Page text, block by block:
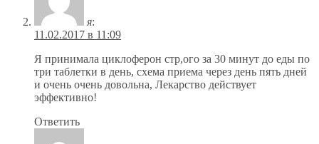
я:
11.02.2017 в 11:09
Я принимала циклоферон стр,ого за 30 минут до еды по
три таблетки в день, схема приема через день пять дней
и очень очень довольна, Лекарство действует
эффективно!
Ответить